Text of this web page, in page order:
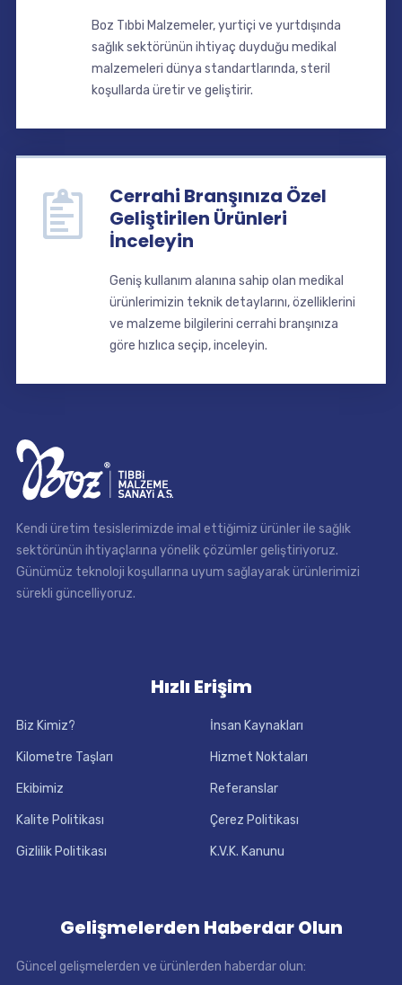
Boz Tıbbi Malzemeler, yurtiçi ve yurtdışında
sağlık sektörünün ihtiyaç duyduğu medikal
malzemeleri dünya standartlarında, steril
koşullarda üretir ve geliştirir.
Cerrahi Branşınıza Özel
Geliştirilen Ürünleri
İnceleyin
Geniş kullanım alanına sahip olan medikal
ürünlerimizin teknik detaylarını, özelliklerini
ve malzeme bilgilerini cerrahi branşınıza
göre hızlıca seçip, inceleyin.
Kendi üretim tesislerimizde imal ettiğimiz ürünler ile sağlık
sektörünün ihtiyaçlarına yönelik çözümler geliştiriyoruz.
Günümüz teknoloji koşullarına uyum sağlayarak ürünlerimizi
sürekli güncelliyoruz.
Hızlı Erişim
Biz Kimiz? İnsan Kaynakları
Kilometre Taşları Hizmet Noktaları
Ekibimiz Referanslar
Kalite Politikası Çerez Politikası
Gizlilik Politikası K.V.K. Kanunu
Gelişmelerden Haberdar Olun
Güncel gelişmelerden ve ürünlerden haberdar olun: